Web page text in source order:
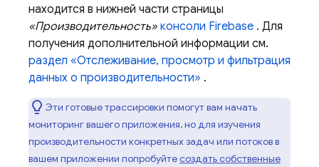
находится в нижней части страницы
«Производительность» консоли Firebase . Для
получения дополнительной информации см.
раздел «Отслеживание, просмотр и фильтрация
данных о производительности» .
Эти готовые трассировки помогут вам начать
мониторинг вашего приложения, но для изучения
производительности конкретных задач или потоков в
вашем приложении попробуйтесоздать собственные